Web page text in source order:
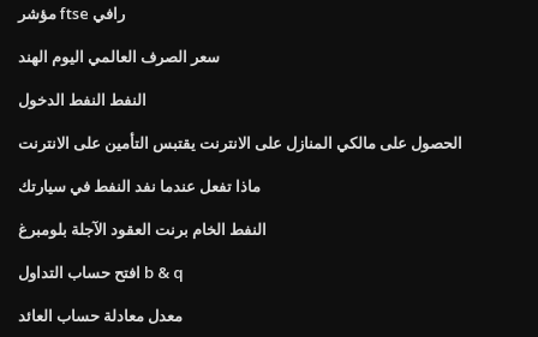
مؤشر ftse رافي
سعر الصرف العالمي اليوم الهند
النفط النفط الدخول
الحصول على مالكي المنازل على الانترنت يقتبس التأمين على الانترنت
ماذا تفعل عندما نفد النفط في سيارتك
النفط الخام برنت العقود الآجلة بلومبرغ
افتح حساب التداول b & q
معدل معادلة حساب العائد